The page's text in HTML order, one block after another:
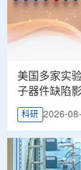
美国多家实
子器件缺陷
科研 2026-